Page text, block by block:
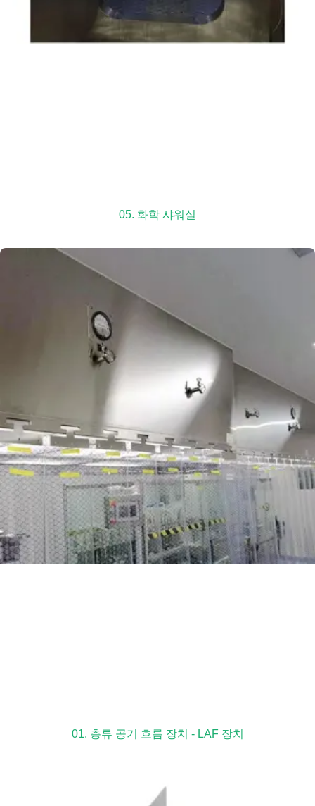
05. 화학 샤워실
01. 층류 공기 흐름 장치 - LAF 장치